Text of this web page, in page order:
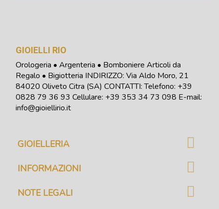
GIOIELLI RIO
Orologeria • Argenteria • Bomboniere Articoli da
Regalo • Bigiotteria INDIRIZZO: Via Aldo Moro, 21
84020 Oliveto Citra (SA) CONTATTI: Telefono: +39
0828 79 36 93 Cellulare: +39 353 34 73 098 E-mail:
info@gioiellirio.it
GIOIELLERIA
INFORMAZIONI
NOTE LEGALI